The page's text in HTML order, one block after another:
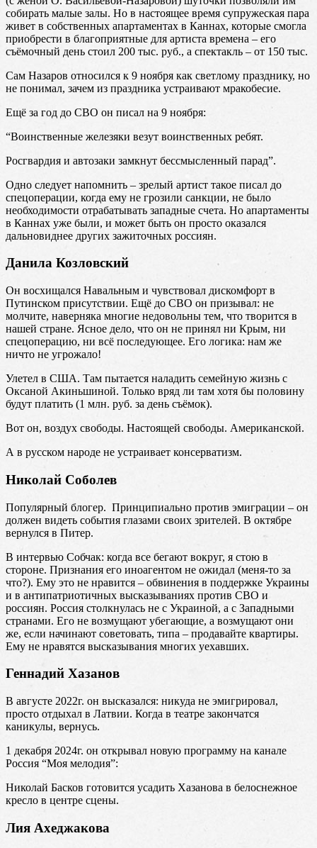
собирать малые залы. Но в настоящее время супружеская пара
живет в собственных апартаментах в Каннах, которые смогла
приобрести в благоприятные для артиста времена – его
съёмочный день стоил 200 тыс. руб., а спектакль – от 150 тыс.
Сам Назаров относился к 9 ноября как светлому празднику, но
не понимал, зачем из праздника устраивают мракобесие.
Ещё за год до СВО он писал на 9 ноября:
“Воинственные железяки везут воинственных ребят.
Росгвардия и автозаки замкнут бессмысленный парад”.
Одно следует напомнить – зрелый артист такое писал до
спецоперации, когда ему не грозили санкции, не было
необходимости отрабатывать западные счета. Но апартаменты
в Каннах уже были, и может быть он просто оказался
дальновиднее других зажиточных россиян.
Данила Козловский
Он восхищался Навальным и чувствовал дискомфорт в
Путинском присутствии. Ещё до СВО он призывал: не
молчите, наверняка многие недовольны тем, что творится в
нашей стране. Ясное дело, что он не принял ни Крым, ни
спецоперацию, ни всё последующее. Его логика: нам же
ничто не угрожало!
Улетел в США. Там пытается наладить семейную жизнь с
Оксаной Акиньшиной. Только вряд ли там хотя бы половину
будут платить (1 млн. руб. за день съёмок).
Вот он, воздух свободы. Настоящей свободы. Американской.
А в русском народе не устраивает консерватизм.
Николай Соболев
Популярный блогер. Принципиально против эмиграции – он
должен видеть события глазами своих зрителей. В октябре
вернулся в Питер.
В интервью Собчак: когда все бегают вокруг, я стою в
стороне. Признания его иноагентом не ожидал (меня-то за
что?). Ему это не нравится – обвинения в поддержке Украины
и в антипатриотичных высказываниях против СВО и
россиян. Россия столкнулась не с Украиной, а с Западными
странами. Его не возмущают убегающие, а возмущают они
же, если начинают советовать, типа – продавайте квартиры.
Ему не нравятся высказывания многих уехавших.
Геннадий Хазанов
В августе 2022г. он высказался: никуда не эмигрировал,
просто отдыхал в Латвии. Когда в театре закончатся
каникулы, вернусь.
1 декабря 2024г. он открывал новую программу на канале
Россия “Моя мелодия”:
Николай Басков готовится усадить Хазанова в белоснежное
кресло в центре сцены.
Лия Ахеджакова